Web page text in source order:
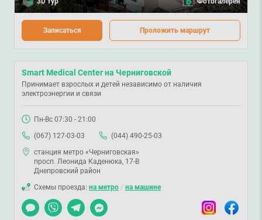
Записаться Проложить маршрут
Smart Medical Center на Черниговской
Принимает взрослых и детей независимо от наличия
электроэнергии и связи
Пн-Вс 07:30 - 21:00
(067) 127-03-03
(044) 490-25-03
станция метро «Черниговская»
просп. Леонида Каденюка, 17-В
Днепровский район
Схемы проезда: на метро / на машине
Чат
Viber TelegramMessenger InstagramFacebook